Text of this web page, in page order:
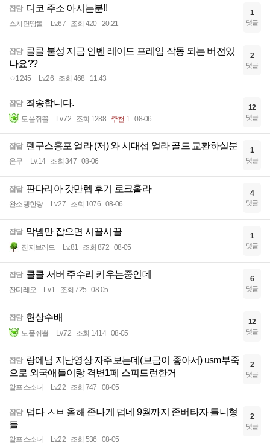
잡담 디코 주소 아시는분!!
스치면땅볼 Lv.67 조회 420 20:21
1
댓글
잡담 클클 불성 지금 인벤 레이드 프레임 작동 되는 버전있
나요??
ㅇ1245 Lv.26 조회 468 11:43
2
댓글
잡담 죄송합니다.
도풀쥐뿔 Lv.72 조회 1288 추천 1 08-06
12
댓글
잡담 펜구스흉포 얼라 (저) 와 시대섭 얼라 골드 교환하실분
온무 Lv.14 조회 347 08-06
1
댓글
잡담 판다리아 갓만렙 후기 로크홀라
완소탱한량 Lv.27 조회 1076 08-06
4
댓글
잡담 막넴만 잡으면 시끌시끌
진저브레드 Lv.81 조회 872 08-05
1
댓글
잡담 클클 서버 주수리 키우는중인데
잔디레오 Lv.1 조회 725 08-05
6
댓글
잡담 현상수배
도풀쥐뿔 Lv.72 조회 1414 08-05
12
댓글
잡담 랑에님 지난영상 자주보는데(브금이 좋아서) usm부죽
으로 외국애들이랑 격변1페 스피드런한거
알프스소녀 Lv.22 조회 747 08-05
2
댓글
잡담 덥다 ㅅㅂ 올해 존나게 덥네 9월까지 존버타자 틀니형
들
알프스소녀 Lv.22 조회 536 08-05
2
댓글